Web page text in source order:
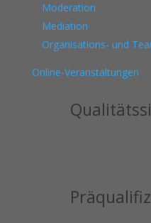
Moderation
Mediation
Organisations- und
Online-Veranstaltungen